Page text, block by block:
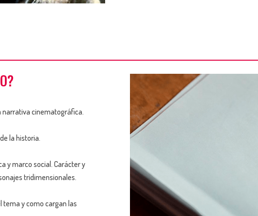
narrativa cinematográfica.
la historia.
y marco social. Carácter y
tridimensionales.
tema y como cargan las